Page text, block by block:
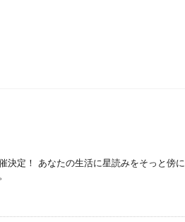
決定！ あなたの生活に星読みをそっと傍に